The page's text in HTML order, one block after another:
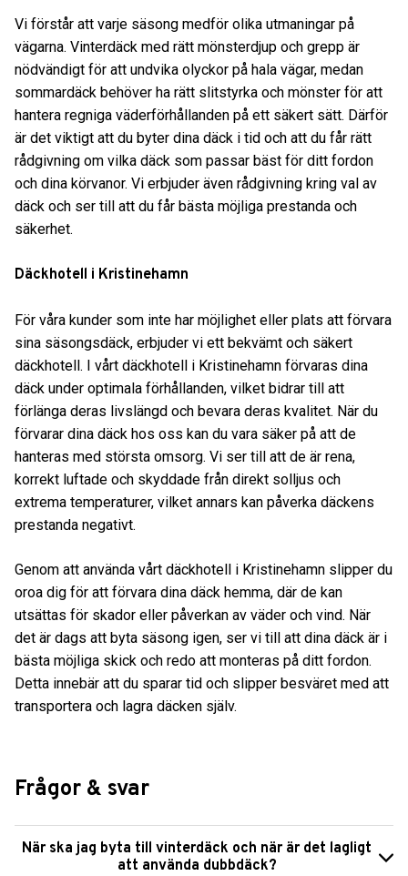
Vi förstår att varje säsong medför olika utmaningar på
vägarna. Vinterdäck med rätt mönsterdjup och grepp är
nödvändigt för att undvika olyckor på hala vägar, medan
sommardäck behöver ha rätt slitstyrka och mönster för att
hantera regniga väderförhållanden på ett säkert sätt. Därför
är det viktigt att du byter dina däck i tid och att du får rätt
rådgivning om vilka däck som passar bäst för ditt fordon
och dina körvanor. Vi erbjuder även rådgivning kring val av
däck och ser till att du får bästa möjliga prestanda och
säkerhet.
Däckhotell i Kristinehamn
För våra kunder som inte har möjlighet eller plats att förvara
sina säsongsdäck, erbjuder vi ett bekvämt och säkert
däckhotell. I vårt däckhotell i Kristinehamn förvaras dina
däck under optimala förhållanden, vilket bidrar till att
förlänga deras livslängd och bevara deras kvalitet. När du
förvarar dina däck hos oss kan du vara säker på att de
hanteras med största omsorg. Vi ser till att de är rena,
korrekt luftade och skyddade från direkt solljus och
extrema temperaturer, vilket annars kan påverka däckens
prestanda negativt.
Genom att använda vårt däckhotell i Kristinehamn slipper du
oroa dig för att förvara dina däck hemma, där de kan
utsättas för skador eller påverkan av väder och vind. När
det är dags att byta säsong igen, ser vi till att dina däck är i
bästa möjliga skick och redo att monteras på ditt fordon.
Detta innebär att du sparar tid och slipper besväret med att
transportera och lagra däcken själv.
Frågor & svar
När ska jag byta till vinterdäck och när är det lagligt
att använda dubbdäck?